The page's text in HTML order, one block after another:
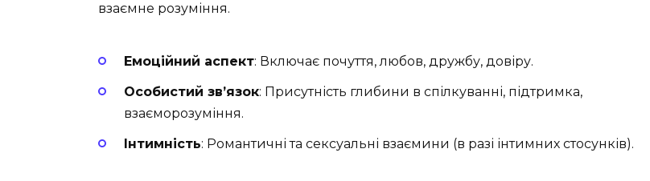
взаємне розуміння.
Емоційний аспект: Включає почуття, любов, дружбу, довіру.
Особистий зв’язок: Присутність глибини в спілкуванні, підтримка,
взаєморозуміння.
Інтимність: Романтичні та сексуальні взаємини (в разі інтимних стосунків).